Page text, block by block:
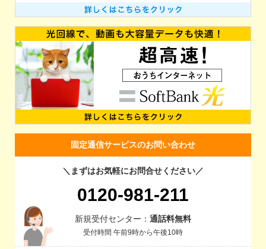
固定通信サービスのお問い合わせ
＼まずはお気軽にお問合せください／
0120-981-211
新規受付センター： 通話料無料
受付時間 午前9時から午後10時